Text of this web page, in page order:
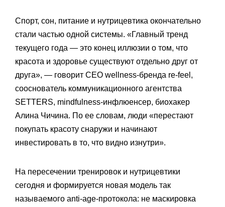
Спорт, сон, питание и нутрицевтика окончательно
стали частью одной системы. «Главный тренд
текущего года — это конец иллюзии о том, что
красота и здоровье существуют отдельно друг от
друга», — говорит CEO wellness-бренда re-feel,
сооснователь коммуникационного агентства
SETTERS, mindfulness-инфлюенсер, биохакер
Алина Чичина. По ее словам, люди «перестают
покупать красоту снаружи и начинают
инвестировать в то, что видно изнутри».
На пересечении тренировок и нутрицевтики
сегодня и формируется новая модель так
называемого anti-age-протокола: не маскировка